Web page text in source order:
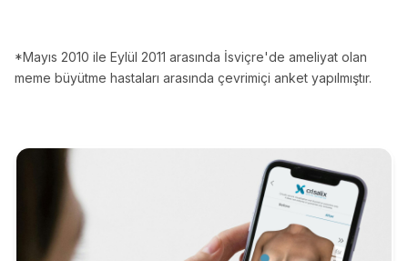
*Mayıs 2010 ile Eylül 2011 arasında İsviçre'de ameliyat olan
meme büyütme hastaları arasında çevrimiçi anket yapılmıştır.